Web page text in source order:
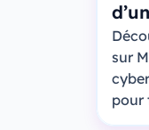
sur
pour